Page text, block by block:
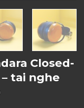
Closed-
tai nghe